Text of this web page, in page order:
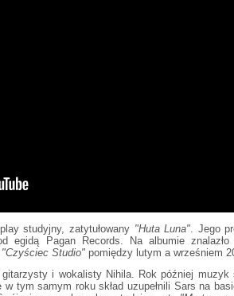
studyjny, zatytułowany "Huta Luna" . Jego
egidą Pagan Records. Na albumie
"Czyściec Studio" pomiędzy lutym a wrześniem
i wokalisty Nihila. Rok później muzyk
w tym samym roku skład uzupełnili Sars na